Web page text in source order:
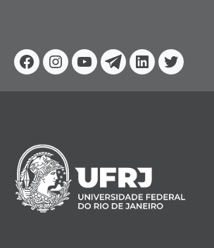
Facebook
Instagram
YoutubeTelegram
Linkedin
Twitter